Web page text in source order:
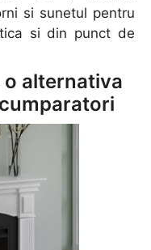
si sunetul pentru
si din punct de
o alternativa